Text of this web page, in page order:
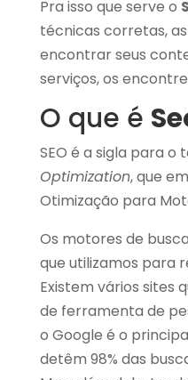
Pra isso que serve o
técnicas corretas,
encontrar seus
serviços, os
O que é
SEO é a sigla para o
Optimization, que
Otimização para
Os motores de
que utilizamos para
Existem vários sites
de ferramenta de
o Google é o
detêm 98% das